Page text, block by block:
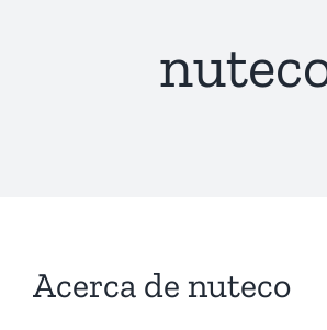
Acerca de nuteco